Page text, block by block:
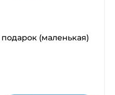
(маленькая)